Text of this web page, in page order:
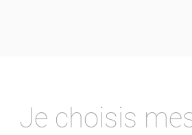
Je choisis